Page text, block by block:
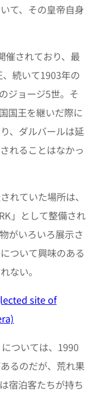
て、その皇帝自身
催されており、最
続いて1903年の
ジョージ5世。そ
国王を継いだ際に
、ダルバールは延
れることはなかっ
れていた場所は、
」として整備され
がいろいろ展示さ
ついて興味のある
ない。
site of
ついては、1990
るのだが、荒れ果
宿泊客たちが持ち